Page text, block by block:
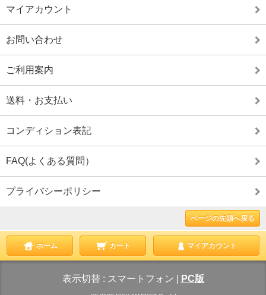
マイアカウント
お問い合わせ
ご利用案内
送料・お支払い
コンディション表記
FAQ(よくある質問）
プライバシーポリシー
ページの先頭へ戻る
ホーム カート マイアカウント
表示切替 : スマートフォン PC版